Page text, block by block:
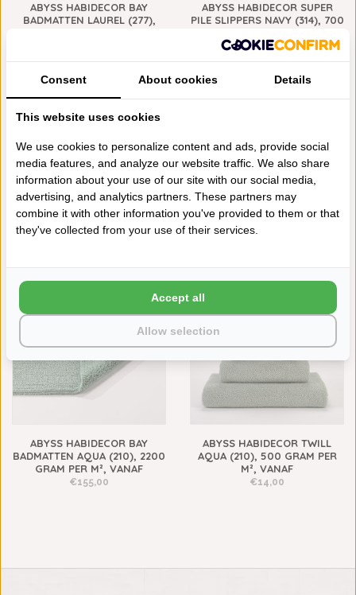
ABYSS HABIDECOR BAY
BADMATTEN LAUREL (277),
ABYSS HABIDECOR SUPER
PILE SLIPPERS NAVY (314), 700
€70,00
700 GRAMS
ABYSS HABIDECOR SUPER
PILE SLIPPERS AQUA (210),
700 GRAMS
ABYSS HABIDECOR BADJAS
SUPER PILE AQUA (210), 700
2200 GRAMS
ABYSS HABIDECOR BAY
BADMATTEN AQUA (210), 2200
GRAM PER M², VANAF
€155,00
500 GRAMS
ABYSS HABIDECOR TWILL
AQUA (210), 500 GRAM PER
M², VANAF
€14,00
Consent About cookies Details
This website uses cookies
We use cookies to personalize content and ads, provide social
media features, and analyze our website traffic. We also share
information about your use of our site with our social media,
advertising, and analytics partners. These partners may
combine it with other information you've provided to them or that
they've collected from your use of their services.
Allow selection
Accept all